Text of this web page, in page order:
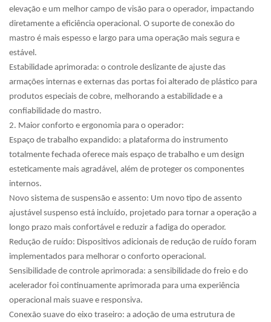
elevação e um melhor campo de visão para o operador, impactando
diretamente a eficiência operacional. O suporte de conexão do
mastro é mais espesso e largo para uma operação mais segura e
estável.
Estabilidade aprimorada: o controle deslizante de ajuste das
armações internas e externas das portas foi alterado de plástico para
produtos especiais de cobre, melhorando a estabilidade e a
confiabilidade do mastro.
2. Maior conforto e ergonomia para o operador:
Espaço de trabalho expandido: a plataforma do instrumento
totalmente fechada oferece mais espaço de trabalho e um design
esteticamente mais agradável, além de proteger os componentes
internos.
Novo sistema de suspensão e assento: Um novo tipo de assento
ajustável suspenso está incluído, projetado para tornar a operação a
longo prazo mais confortável e reduzir a fadiga do operador.
Redução de ruído: Dispositivos adicionais de redução de ruído foram
implementados para melhorar o conforto operacional.
Sensibilidade de controle aprimorada: a sensibilidade do freio e do
acelerador foi continuamente aprimorada para uma experiência
operacional mais suave e responsiva.
Conexão suave do eixo traseiro: a adoção de uma estrutura de